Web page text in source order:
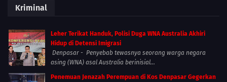
Kriminal
Leher Terikat Handuk, Polisi Duga WNA Australia Akhiri
Hidup di Detensi Imigrasi
Denpasar - Penyebab tewasnya seorang warga negara
asing (WNA) asal Australia berinisial...
Penemuan Jenazah Perempuan di Kos Denpasar Gegerkan